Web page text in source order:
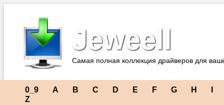
Jeweell
Самая полная коллекция драйверов для
0_9 A B C D E F G H
Z